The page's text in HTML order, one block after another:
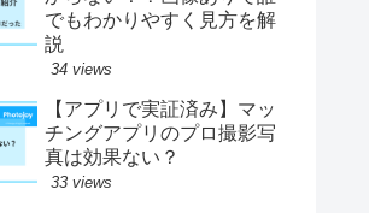
でもわかりやすく見方を解
説
34 views
【アプリで実証済み】マッ
チングアプリのプロ撮影写
真は効果ない？
33 views